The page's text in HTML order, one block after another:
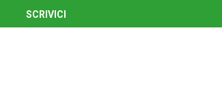
SCRIVICI